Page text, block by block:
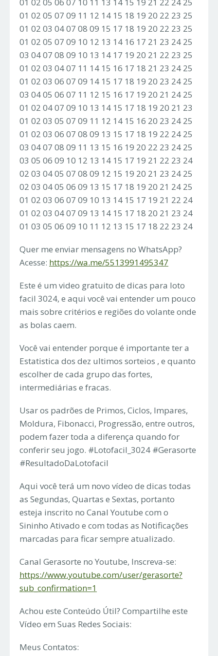
01 02 05 07 09 11 12 14 15 18 19 20 22 23 25
01 02 03 04 07 08 09 15 17 18 19 20 22 23 25
01 02 05 07 09 10 12 13 14 16 17 21 23 24 25
03 04 07 08 09 10 13 14 17 19 20 21 22 23 25
01 02 03 04 07 11 14 15 16 17 18 21 23 24 25
01 02 03 06 07 09 14 15 17 18 19 20 23 24 25
03 04 05 06 07 11 12 15 16 17 19 20 21 24 25
01 02 04 07 09 10 13 14 15 17 18 19 20 21 23
01 02 03 05 07 09 11 12 14 15 16 20 23 24 25
01 02 03 06 07 08 09 13 15 17 18 19 22 24 25
03 04 07 08 09 11 13 15 16 19 20 22 23 24 25
03 05 06 09 10 12 13 14 15 17 19 21 22 23 24
02 03 04 05 07 08 09 12 15 19 20 21 23 24 25
02 03 04 05 06 09 13 15 17 18 19 20 21 24 25
01 02 03 06 07 09 10 13 14 15 17 19 21 22 24
01 02 03 04 07 09 13 14 15 17 18 20 21 23 24
01 03 05 06 09 10 11 12 13 15 17 18 22 23 24
Quer me enviar mensagens no WhatsApp?
Acesse: https://wa.me/5513991495347
Este é um video gratuito de dicas para loto
facil 3024, e aqui você vai entender um pouco
mais sobre critérios e regiões do volante onde
as bolas caem.
Você vai entender porque é importante ter a
Estatistica dos dez ultimos sorteios , e quanto
escolher de cada grupo das fortes,
intermediárias e fracas.
Usar os padrões de Primos, Ciclos, Impares,
Moldura, Fibonacci, Progressão, entre outros,
podem fazer toda a diferença quando for
conferir seu jogo. #Lotofacil_3024 #Gerasorte
#ResultadoDaLotofacil
Aqui você terá um novo vídeo de dicas todas
as Segundas, Quartas e Sextas, portanto
esteja inscrito no Canal Youtube com o
Sininho Ativado e com todas as Notificações
marcadas para ficar sempre atualizado.
Canal Gerasorte no Youtube, Inscreva-se:
https://www.youtube.com/user/gerasorte?
sub_confirmation=1
Achou este Conteúdo Útil? Compartilhe este
Vídeo em Suas Redes Sociais:
Meus Contatos: